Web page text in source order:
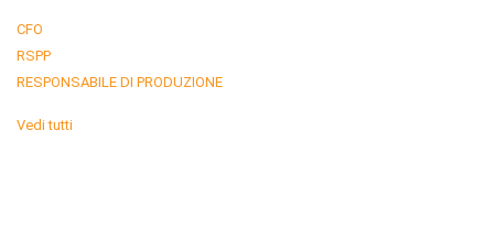
CFO
RSPP
RESPONSABILE DI PRODUZIONE
Vedi tutti